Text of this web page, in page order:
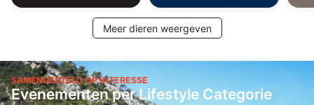
Meer dieren weergeven
SAMENGESTELD OP INTERESSE
Evenementen per Lifestyle Categorie